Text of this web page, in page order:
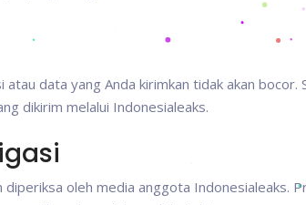
data yang Anda kirimkan tidak akan bocor.
dikirim melalui Indonesialeaks.
oleh media anggota Indonesialeaks.